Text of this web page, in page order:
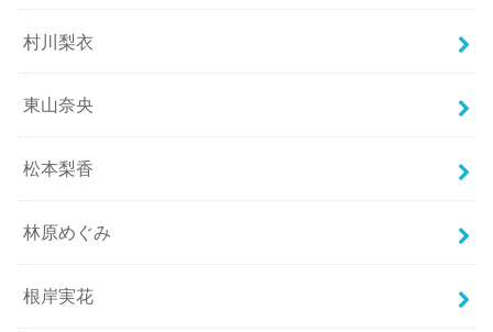
村川梨衣
東山奈央
松本梨香
林原めぐみ
根岸実花